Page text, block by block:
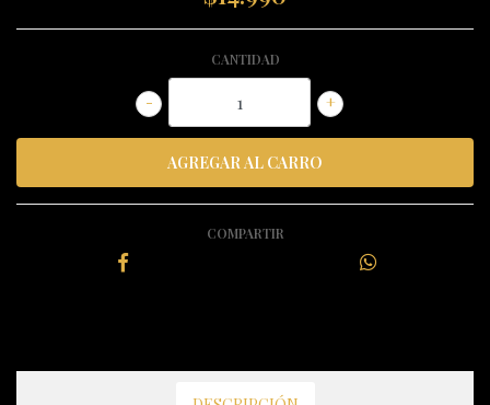
CANTIDAD
+
-
COMPARTIR